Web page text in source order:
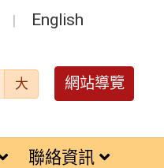
English
大 網站導覽
聯絡資訊